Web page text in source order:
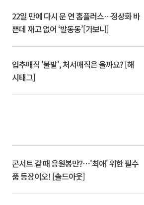
22일 만에 다시 문 연 홈플러스…정상화 바
쁜데 재고 없어 ‘발동동’[가보니]
입추매직 '불발', 처서매직은 올까요? [해
시태그]
콘서트 갈 때 응원봉만?⋯'최애' 위한 필수
품 등장이오! [솔드아웃]